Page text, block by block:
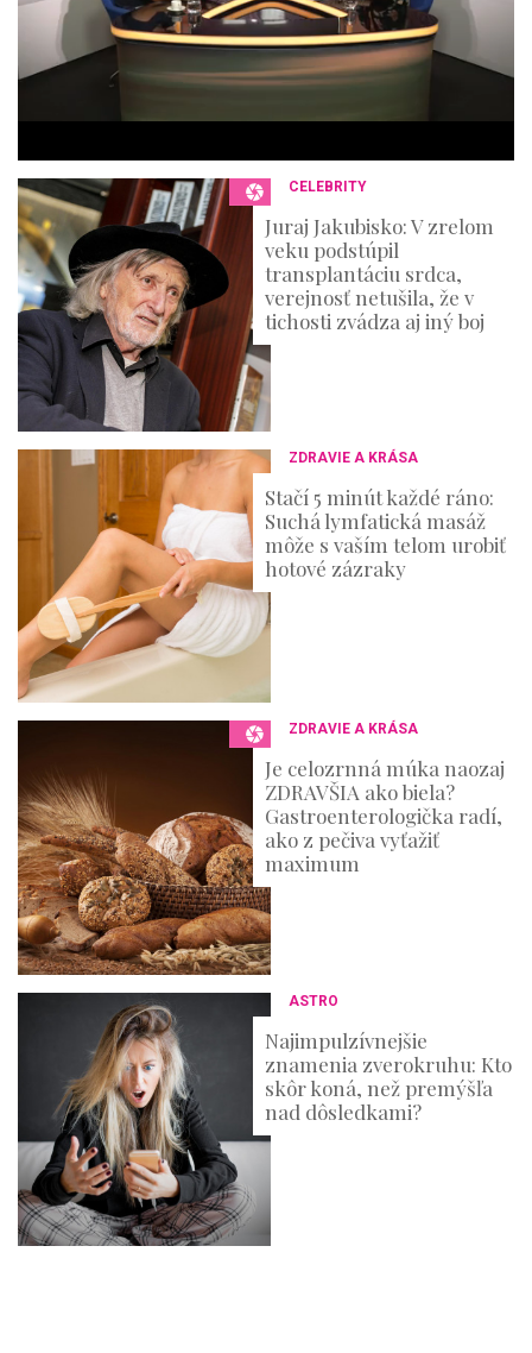
6
d
s
CELEBRITY
Juraj Jakubisko: V zrelom
veku podstúpil
transplantáciu srdca,
verejnosť netušila, že v
tichosti zvádza aj iný boj
ZDRAVIE A KRÁSA
Stačí 5 minút každé ráno:
Suchá lymfatická masáž
môže s vaším telom urobiť
hotové zázraky
ZDRAVIE A KRÁSA
Je celozrnná múka naozaj
ZDRAVŠIA ako biela?
Gastroenterologička radí,
ako z pečiva vyťažiť
maximum
ASTRO
Najimpulzívnejšie
znamenia zverokruhu: Kto
skôr koná, než premýšľa
nad dôsledkami?